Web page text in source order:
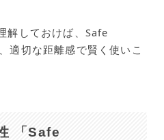
解しておけば、Safe
切な距離感で賢く使いこ
「Safe